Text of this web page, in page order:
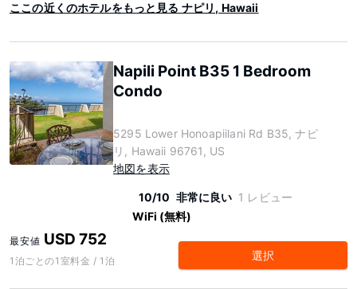
ここの近くのホテルをもっと見る ナピリ, Hawaii
Napili Point B35 1 Bedroom
Condo
5295 Lower Honoapiilani Rd B35, ナピ
リ, Hawaii 96761, US
地図を表示
10/10 非常に良い 1 レビュー
WiFi (無料)
最安値 USD 752
1泊ごとの1室料金 / 1泊 選択